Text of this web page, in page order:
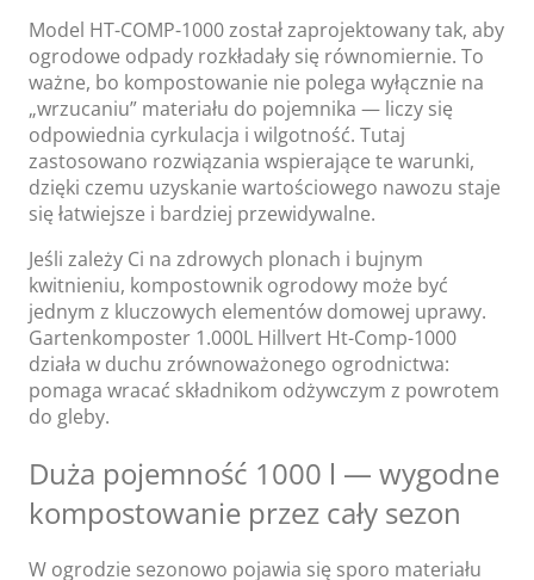
Model HT-COMP-1000 został zaprojektowany tak, aby
ogrodowe odpady rozkładały się równomiernie. To
ważne, bo kompostowanie nie polega wyłącznie na
„wrzucaniu” materiału do pojemnika — liczy się
odpowiednia cyrkulacja i wilgotność. Tutaj
zastosowano rozwiązania wspierające te warunki,
dzięki czemu uzyskanie wartościowego nawozu staje
się łatwiejsze i bardziej przewidywalne.
Jeśli zależy Ci na zdrowych plonach i bujnym
kwitnieniu, kompostownik ogrodowy może być
jednym z kluczowych elementów domowej uprawy.
Gartenkomposter 1.000L Hillvert Ht-Comp-1000
działa w duchu zrównoważonego ogrodnictwa:
pomaga wracać składnikom odżywczym z powrotem
do gleby.
Duża pojemność 1000 l — wygodne
kompostowanie przez cały sezon
W ogrodzie sezonowo pojawia się sporo materiału